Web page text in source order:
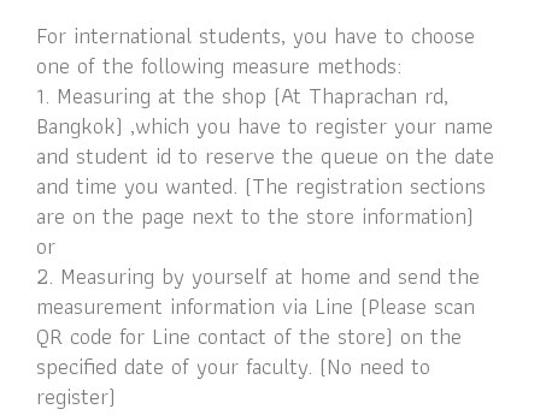
For international students, you have to choose
one of the following measure methods:
1. Measuring at the shop (At Thaprachan rd,
Bangkok) ,which you have to register your name
and student id to reserve the queue on the date
and time you wanted. (The registration sections
are on the page next to the store information)
or
2. Measuring by yourself at home and send the
measurement information via Line (Please scan
QR code for Line contact of the store) on the
specified date of your faculty. (No need to
register)